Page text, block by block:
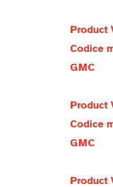
Product
Codice
GMC
Product
Codice
GMC
Product